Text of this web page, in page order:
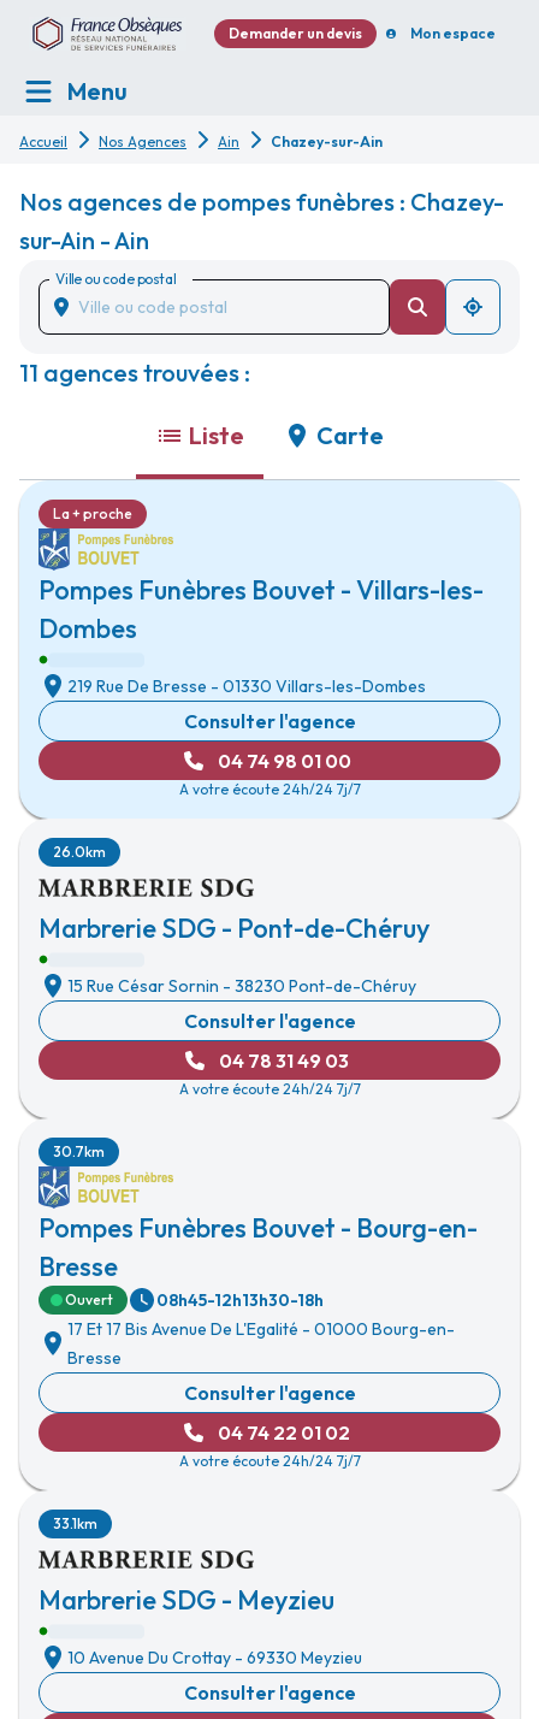
Demander un devis Mon espace
Menu
Accueil Nos Agences Ain Chazey-sur-Ain
Nos agences de pompes funèbres : Chazey-
sur-Ain - Ain
Ville ou code postal
11 agences trouvées :
Liste Carte
Pompes Funèbres Bouvet - Villars-les-
Dombes
La + proche
219 Rue De Bresse - 01330 Villars-les-Dombes
Consulter l'agence
04 74 98 01 00
A votre écoute 24h/24 7j/7
Marbrerie SDG - Pont-de-Chéruy
26.0km
15 Rue César Sornin - 38230 Pont-de-Chéruy
Consulter l'agence
04 78 31 49 03
A votre écoute 24h/24 7j/7
Pompes Funèbres Bouvet - Bourg-en-
Bresse
30.7km
Ouvert 08h45-12h13h30-18h
17 Et 17 Bis Avenue De L'Egalité - 01000 Bourg-en-
Bresse
Consulter l'agence
04 74 22 01 02
A votre écoute 24h/24 7j/7
Marbrerie SDG - Meyzieu
33.1km
10 Avenue Du Crottay - 69330 Meyzieu
Consulter l'agence